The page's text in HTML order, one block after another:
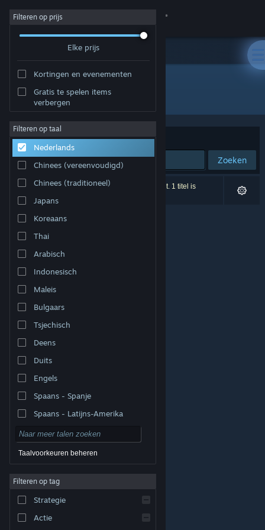
Inloggen
Community
Over
Ondersteuning
Taal wijzigen
Download de mobiele Steam-app
Desktopwebsite weergeven
© Valve Corporation. Alle rechten voorbehouden. Alle
handelsmerken zijn eigendom van hun respectieve
Privacybeleid|Juridische informatie
Toegankelijkheid
|
Terugbetalingen
Filteren op prijs
Elke prijs
Kortingen en evenementen
Gratis te spelen items
verbergen
Filteren op taal
Nederlands
Chinees (vereenvoudigd)
Chinees (traditioneel)
Japans
Koreaans
Thai
Arabisch
Indonesisch
Maleis
Bulgaars
Tsjechisch
Deens
Duits
Engels
Spaans - Spanje
Spaans - Latijns-Amerika
Taalvoorkeuren beheren
Filteren op tag
Strategie
Actie
Uitgever: Phaenom GmbH
Sorteren op Relevantie
Zoeken
0 resultaten komen overeen met je zoekopdracht. 1 titel is
uitgesloten op basis van je voorkeuren.